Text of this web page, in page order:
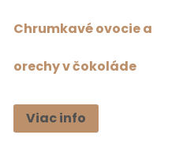
Chrumkavé ovocie a
orechy v čokoláde
Viac info